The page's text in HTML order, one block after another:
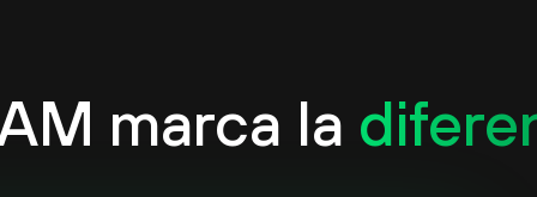
marca la